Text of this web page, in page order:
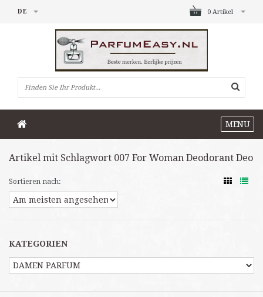
0 Artikel
DE
MENU
Artikel mit Schlagwort 007 For Woman Deodorant Deo
Sortieren nach:
KATEGORIEN